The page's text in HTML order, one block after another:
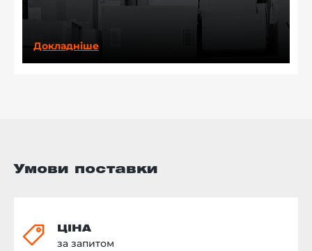
Докладніше
Умови поставки
ЦІНА
за запитом